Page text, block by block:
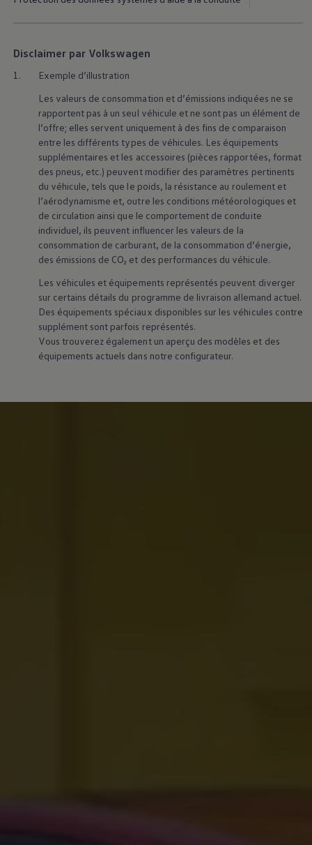
Disclaimer par Volkswagen
1.
Exemple d’illustration
Les valeurs de consommation et d’émissions indiquées ne se
rapportent pas à un seul véhicule et ne sont pas un élément de
l’offre; elles servent uniquement à des fins de comparaison
entre les différents types de véhicules. Les équipements
supplémentaires et les accessoires (pièces rapportées, format
des pneus, etc.) peuvent modifier des paramètres pertinents
du véhicule, tels que le poids, la résistance au roulement et
l’aérodynamisme et, outre les conditions météorologiques et
de circulation ainsi que le comportement de conduite
individuel, ils peuvent influencer les valeurs de la
consommation de carburant, de la consommation d’énergie,
des émissions de CO₂ et des performances du véhicule.
Les véhicules et équipements représentés peuvent diverger
sur certains détails du programme de livraison allemand actuel.
Des équipements spéciaux disponibles sur les véhicules contre
supplément sont parfois représentés.
Vous trouverez également un aperçu des modèles et des
équipements actuels dans notre configurateur.